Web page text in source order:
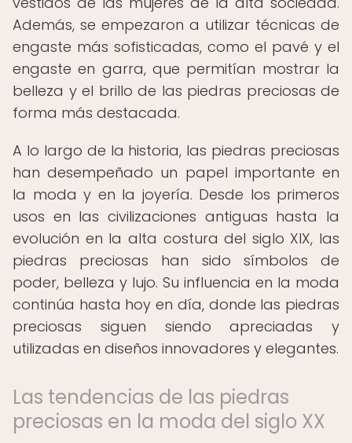
Además, se empezaron a utilizar técnicas de
engaste más sofisticadas, como el pavé y el
engaste en garra, que permitían mostrar la
belleza y el brillo de las piedras preciosas de
forma más destacada.
A lo largo de la historia, las piedras preciosas
han desempeñado un papel importante en
la moda y en la joyería. Desde los primeros
usos en las civilizaciones antiguas hasta la
evolución en la alta costura del siglo XIX, las
piedras preciosas han sido símbolos de
poder, belleza y lujo. Su influencia en la moda
continúa hasta hoy en día, donde las piedras
preciosas siguen siendo apreciadas y
utilizadas en diseños innovadores y elegantes.
Las tendencias de las piedras
preciosas en la moda del siglo XX